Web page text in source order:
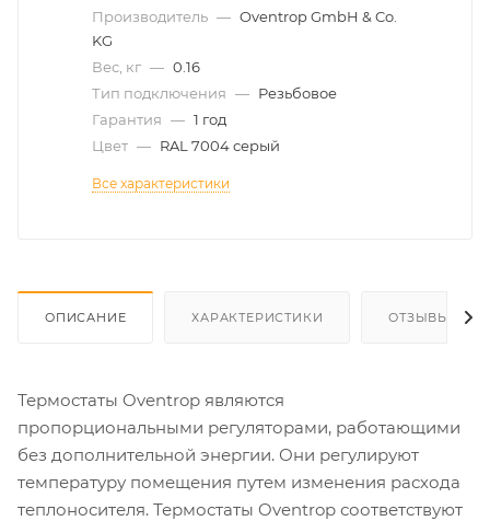
Производитель — Oventrop GmbH & Co.
KG
Вес, кг — 0.16
Тип подключения — Резьбовое
Гарантия — 1 год
Цвет — RAL 7004 серый
Все характеристики
ОПИСАНИЕ ХАРАКТЕРИСТИКИ ОТЗЫВЫ
Термостаты Oventrop являются
пропорциональными регуляторами, работающими
без дополнительной энергии. Они регулируют
температуру помещения путем изменения расхода
теплоносителя. Термостаты Oventrop соответствуют